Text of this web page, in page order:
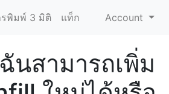
รพิมพ์ 3 มิติ แท็ก Account
นสามารถเพิ่ม